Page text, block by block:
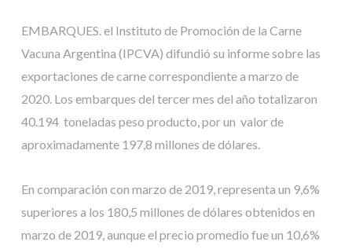
EMBARQUES. el Instituto de Promoción de la Carne
Vacuna Argentina (IPCVA) difundió su informe sobre las
exportaciones de carne correspondiente a marzo de
2020. Los embarques del tercer mes del año totalizaron
40.194 toneladas peso producto, por un valor de
aproximadamente 197,8 millones de dólares.
En comparación con marzo de 2019, representa un 9,6%
superiores a los 180,5 millones de dólares obtenidos en
marzo de 2019, aunque el precio promedio fue un 10,6%